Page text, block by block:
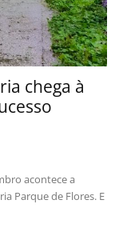
chega à
acontece a
Parque de Flores. E